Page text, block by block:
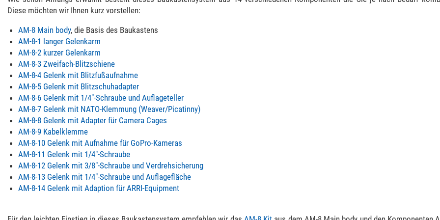
Diese möchten wir Ihnen kurz vorstellen:
AM-8 Main body, die Basis des Baukastens
AM-8-1 langer Gelenkarm
AM-8-2 kurzer Gelenkarm
AM-8-3 Zweifach-Blitzschiene
AM-8-4 Gelenk mit Blitzfußaufnahme
AM-8-5 Gelenk mit Blitzschuhadapter
AM-8-6 Gelenk mit 1/4"-Schraube und Auflageteller
AM-8-7 Gelenk mit NATO-Klemmung (Weaver/Picatinny)
AM-8-8 Gelenk mit Adapter für Camera Cages
AM-8-9 Kabelklemme
AM-8-10 Gelenk mit Aufnahme für GoPro-Kameras
AM-8-11 Gelenk mit 1/4"-Schraube
AM-8-12 Gelenk mit 3/8"-Schraube und Verdrehsicherung
AM-8-13 Gelenk mit 1/4"-Schraube und Auflagefläche
AM-8-14 Gelenk mit Adaption für ARRI-Equipment